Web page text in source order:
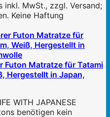
inkl. MwSt., zzgl. Versand;
Keine Haftung
Futon Matratze für Tatami
Hergestellt in Japan,
WITH JAPANESE
benötigen kein